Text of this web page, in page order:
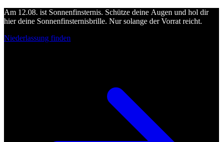
Am 12.08. ist Sonnenfinsternis. Schütze deine Augen und hol dir
hier deine Sonnenfinsternisbrille. Nur solange der Vorrat reicht.
Niederlassung finden